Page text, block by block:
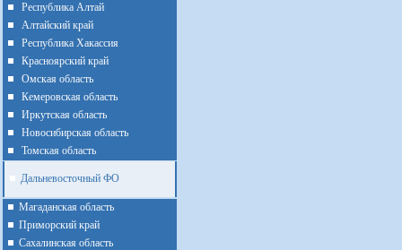
Республика Алтай
Алтайcкий край
Республика Хакассия
Красноярский край
Омская область
Кемеровская область
Иркутская область
Новосибирская область
Томская область
Дальневосточный ФО
Магаданская область
Приморский край
Cахалинская область